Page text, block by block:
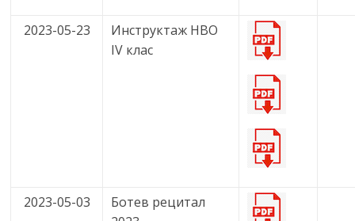
2023-05-23
Инструктаж НВО
IV клас
2023-05-03
Ботев рецитал